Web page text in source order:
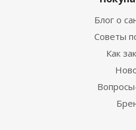
Блог о
Советы
Как